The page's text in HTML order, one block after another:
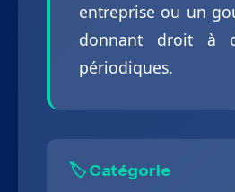
entreprise ou un
donnant droit à
périodiques.
🏷️ Catégorie